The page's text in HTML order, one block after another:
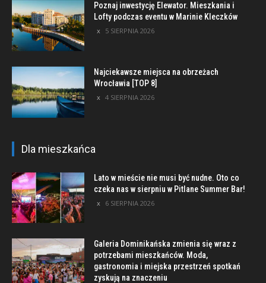
Poznaj inwestycję Elewator. Mieszkania i
Lofty podczas eventu w Marinie Kleczków
5 SIERPNIA 2026
Najciekawsze miejsca na obrzeżach
Wrocławia [TOP 8]
4 SIERPNIA 2026
Dla mieszkańca
Lato w mieście nie musi być nudne. Oto co
czeka nas w sierpniu w Pitlane Summer Bar!
6 SIERPNIA 2026
Galeria Dominikańska zmienia się wraz z
potrzebami mieszkańców. Moda,
gastronomia i miejska przestrzeń spotkań
zyskują na znaczeniu